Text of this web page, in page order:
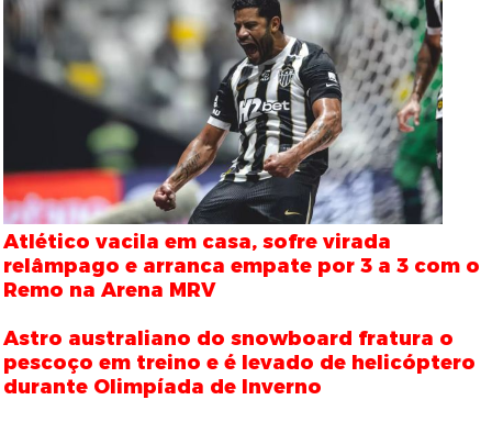
Atlético vacila em casa, sofre virada
relâmpago e arranca empate por 3 a 3 com o
Remo na Arena MRV
Astro australiano do snowboard fratura o
pescoço em treino e é levado de helicóptero
durante Olimpíada de Inverno